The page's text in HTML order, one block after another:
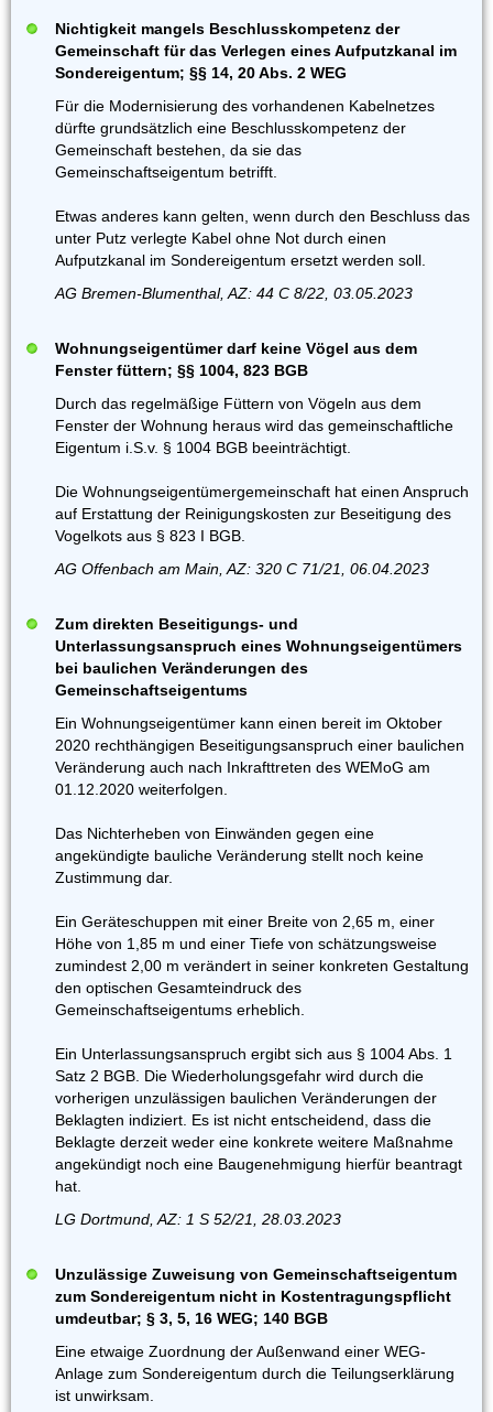
Nichtigkeit mangels Beschlusskompetenz der
Gemeinschaft für das Verlegen eines Aufputzkanal im
Sondereigentum; §§ 14, 20 Abs. 2 WEG
Für die Modernisierung des vorhandenen Kabelnetzes
dürfte grundsätzlich eine Beschlusskompetenz der
Gemeinschaft bestehen, da sie das
Gemeinschaftseigentum betrifft.
Etwas anderes kann gelten, wenn durch den Beschluss das
unter Putz verlegte Kabel ohne Not durch einen
Aufputzkanal im Sondereigentum ersetzt werden soll.
AG Bremen-Blumenthal, AZ: 44 C 8/22, 03.05.2023
Wohnungseigentümer darf keine Vögel aus dem
Fenster füttern; §§ 1004, 823 BGB
Durch das regelmäßige Füttern von Vögeln aus dem
Fenster der Wohnung heraus wird das gemeinschaftliche
Eigentum i.S.v. § 1004 BGB beeinträchtigt.
Die Wohnungseigentümergemeinschaft hat einen Anspruch
auf Erstattung der Reinigungskosten zur Beseitigung des
Vogelkots aus § 823 I BGB.
AG Offenbach am Main, AZ: 320 C 71/21, 06.04.2023
Zum direkten Beseitigungs- und
Unterlassungsanspruch eines Wohnungseigentümers
bei baulichen Veränderungen des
Gemeinschaftseigentums
Ein Wohnungseigentümer kann einen bereit im Oktober
2020 rechthängigen Beseitigungsanspruch einer baulichen
Veränderung auch nach Inkrafttreten des WEMoG am
01.12.2020 weiterfolgen.
Das Nichterheben von Einwänden gegen eine
angekündigte bauliche Veränderung stellt noch keine
Zustimmung dar.
Ein Geräteschuppen mit einer Breite von 2,65 m, einer
Höhe von 1,85 m und einer Tiefe von schätzungsweise
zumindest 2,00 m verändert in seiner konkreten Gestaltung
den optischen Gesamteindruck des
Gemeinschaftseigentums erheblich.
Ein Unterlassungsanspruch ergibt sich aus § 1004 Abs. 1
Satz 2 BGB. Die Wiederholungsgefahr wird durch die
vorherigen unzulässigen baulichen Veränderungen der
Beklagten indiziert. Es ist nicht entscheidend, dass die
Beklagte derzeit weder eine konkrete weitere Maßnahme
angekündigt noch eine Baugenehmigung hierfür beantragt
hat.
LG Dortmund, AZ: 1 S 52/21, 28.03.2023
Unzulässige Zuweisung von Gemeinschaftseigentum
zum Sondereigentum nicht in Kostentragungspflicht
umdeutbar; § 3, 5, 16 WEG; 140 BGB
Eine etwaige Zuordnung der Außenwand einer WEG-
Anlage zum Sondereigentum durch die Teilungserklärung
ist unwirksam.